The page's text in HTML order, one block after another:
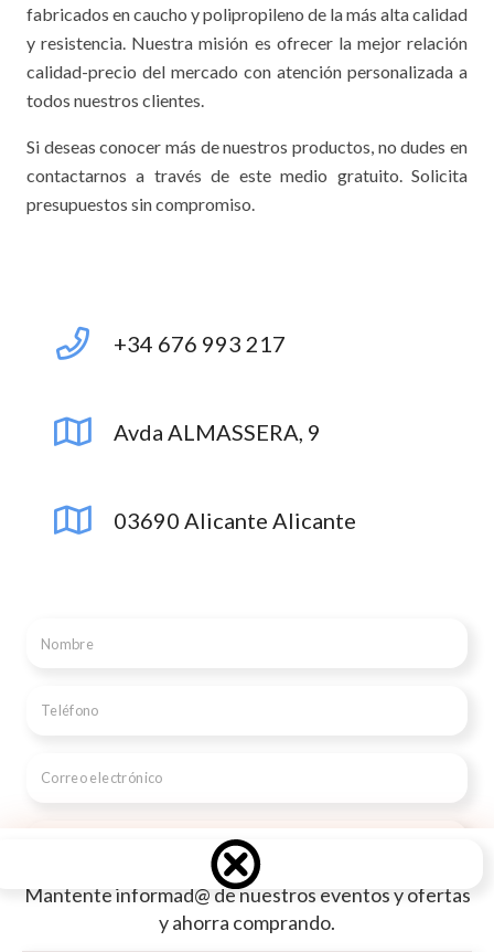
fabricados en caucho y polipropileno de la más alta calidad
y resistencia. Nuestra misión es ofrecer la mejor relación
calidad-precio del mercado con atención personalizada a
todos nuestros clientes.
Si deseas conocer más de nuestros productos, no dudes en
contactarnos a través de este medio gratuito. Solicita
presupuestos sin compromiso.
+34 676 993 217
Avda ALMASSERA, 9
03690 Alicante Alicante
Mantente informad@ de nuestros eventos y ofertas
y ahorra comprando.